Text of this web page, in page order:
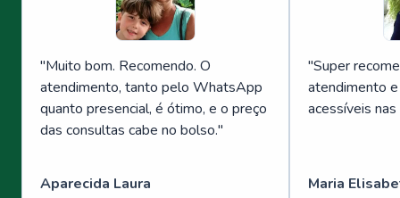
"Muito bom. Recomendo. O
atendimento, tanto pelo WhatsApp
quanto presencial, é ótimo, e o preço
das consultas cabe no bolso."
Aparecida Laura
"Super
atendimento
acessíveis
Maria